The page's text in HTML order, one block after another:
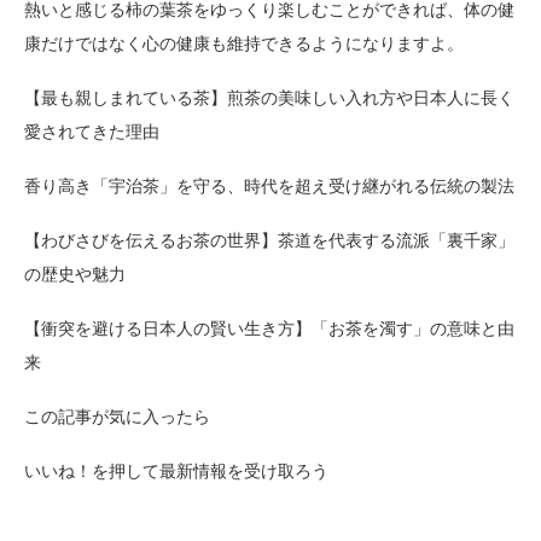
熱いと感じる柿の葉茶をゆっくり楽しむことができれば、体の健
康だけではなく心の健康も維持できるようになりますよ。
【最も親しまれている茶】煎茶の美味しい入れ方や日本人に長く
愛されてきた理由
香り高き「宇治茶」を守る、時代を超え受け継がれる伝統の製法
【わびさびを伝えるお茶の世界】茶道を代表する流派「裏千家」
の歴史や魅力
【衝突を避ける日本人の賢い生き方】「お茶を濁す」の意味と由
来
この記事が気に入ったら
いいね！を押して最新情報を受け取ろう